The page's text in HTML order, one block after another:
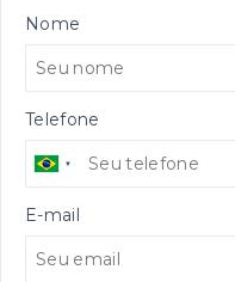
Nome
Telefone
E-mail